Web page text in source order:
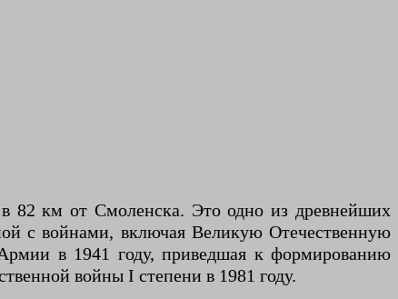
82 км от Смоленска. Это одно из древнейших
с войнами, включая Великую Отечественную
в 1941 году, приведшая к формированию
войны I степени в 1981 году.